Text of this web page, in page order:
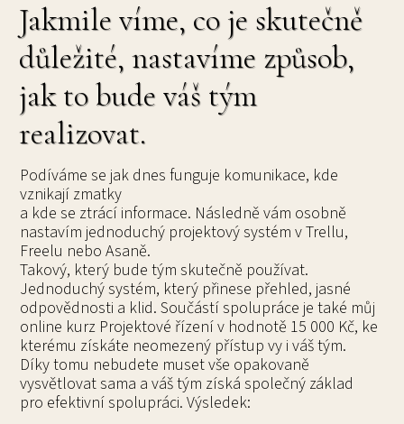
Jakmile víme, co je skutečně
důležité, nastavíme způsob,
jak to bude váš tým
realizovat.
Podíváme se jak dnes funguje komunikace, kde
vznikají zmatky
a kde se ztrácí informace. Následně vám osobně
nastavím jednoduchý projektový systém v Trellu,
Freelu nebo Asaně.
Takový, který bude tým skutečně používat.
Jednoduchý systém, který přinese přehled, jasné
odpovědnosti a klid. Součástí spolupráce je také můj
online kurz Projektové řízení v hodnotě 15 000 Kč, ke
kterému získáte neomezený přístup vy i váš tým.
Díky tomu nebudete muset vše opakovaně
vysvětlovat sama a váš tým získá společný základ
pro efektivní spolupráci. Výsledek: